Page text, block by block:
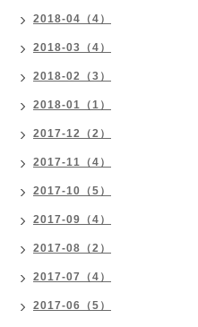
2018-04（4）
2018-03（4）
2018-02（3）
2018-01（1）
2017-12（2）
2017-11（4）
2017-10（5）
2017-09（4）
2017-08（2）
2017-07（4）
2017-06（5）